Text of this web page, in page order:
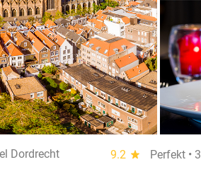
Dordrecht 9.2 star
Perfekt •